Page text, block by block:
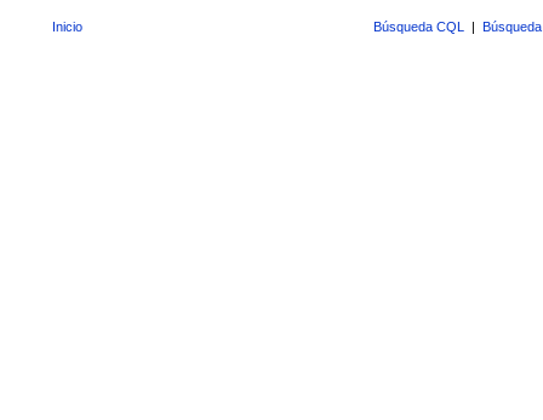
Inicio Búsqueda CQL